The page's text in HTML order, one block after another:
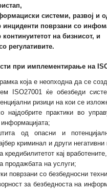
системи, развој и
поврзани со
на бизнисот, и
регулативите.
при имплементирање на
која е неопходна да се
ISO27001 ќе обезбеди
ризици на кои се
најдобрите практики во
од опасни и
криминал и други негативни
кај
продажбата на услуги;
поврзани со безбедносни
за безбедноста на